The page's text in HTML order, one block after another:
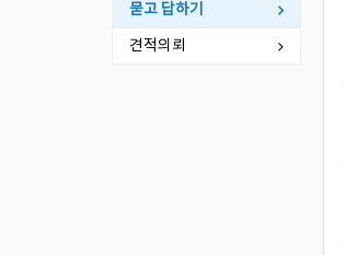
묻고 답하기
견적의뢰